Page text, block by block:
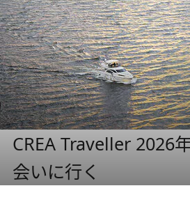
CREA Traveller 2026
会いに行く